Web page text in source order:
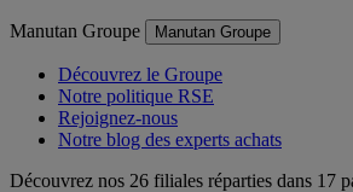
Manutan Groupe Manutan Groupe
Découvrez le Groupe
Notre politique RSE
Rejoignez-nous
Notre blog des experts achats
Découvrez nos 26 filiales réparties dans 17